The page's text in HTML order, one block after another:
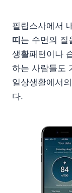
필립스사에서
띠 는 수면의 질
생활패턴이나
하는 사람들도
일상생활에서
다.